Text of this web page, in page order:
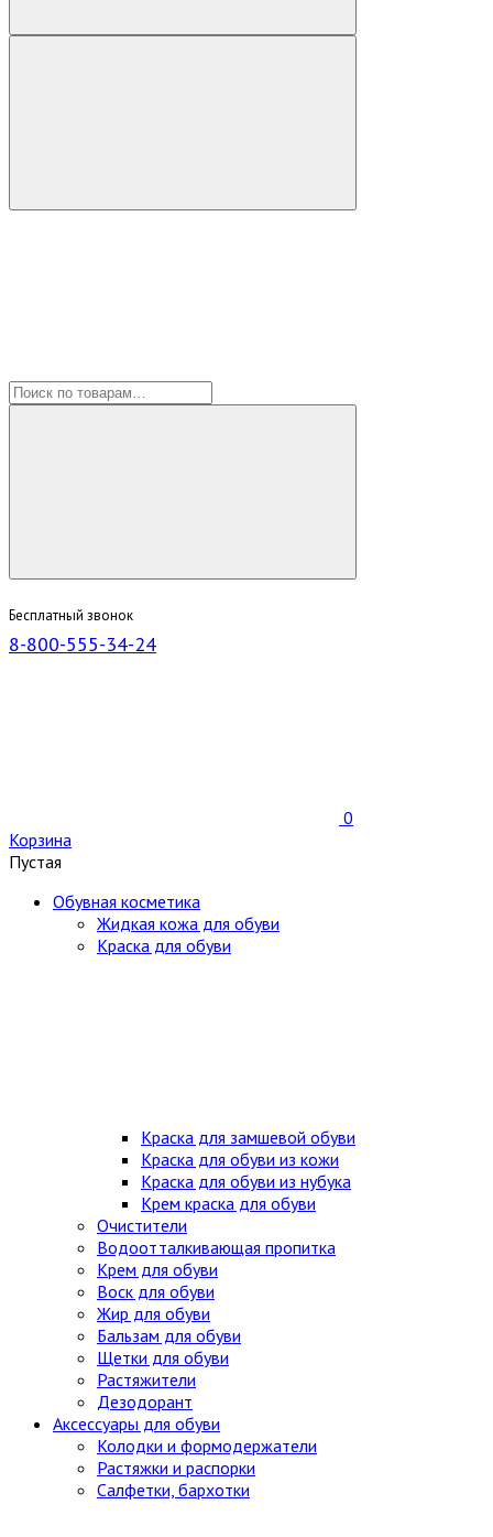
Бесплатный звонок
8-800-555-34-24
0
Корзина
Пустая
Обувная косметика
Жидкая кожа для обуви
Краска для обуви
Краска для замшевой обуви
Краска для обуви из кожи
Краска для обуви из нубука
Крем краска для обуви
Очистители
Водоотталкивающая пропитка
Крем для обуви
Воск для обуви
Жир для обуви
Бальзам для обуви
Щетки для обуви
Растяжители
Дезодорант
Аксессуары для обуви
Колодки и формодержатели
Растяжки и распорки
Салфетки, бархотки